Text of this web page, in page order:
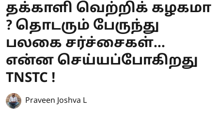
தக்காளி வெற்றிக் கழகமா
? தொடரும் பேருந்து
பலகை சர்ச்சைகள்...
என்ன செய்யப்போகிறது
TNSTC !
Praveen Joshva L